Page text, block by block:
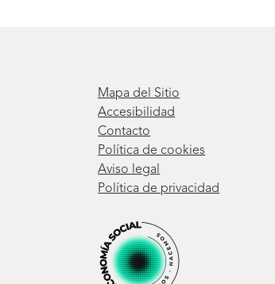
Mapa del Sitio
Accesibilidad
Contacto
Política de cookies
Aviso legal
Política de privacidad